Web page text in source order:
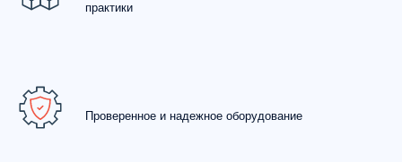
практики
Проверенное и надежное оборудование